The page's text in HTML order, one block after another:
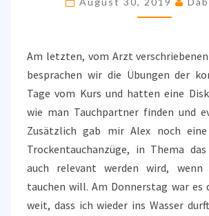
TAG
2&3
Am letzten, vom Arzt
besprachen wir die Übungen der
Tage vom Kurs und hatten eine
wie man Tauchpartner finden und
Zusätzlich gab mir Alex noch
Trockentauchanzüge, in Thema
auch relevant werden wird,
tauchen will. Am Donnerstag war es
weit, dass ich wieder ins Wasser